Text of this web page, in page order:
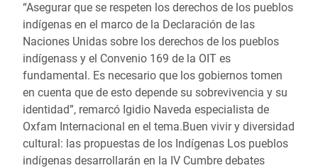
“Asegurar que se respeten los derechos de los pueblos
indígenas en el marco de la Declaración de las
Naciones Unidas sobre los derechos de los pueblos
indígenass y el Convenio 169 de la OIT es
fundamental. Es necesario que los gobiernos tomen
en cuenta que de esto depende su sobrevivencia y su
identidad”, remarcó Igidio Naveda especialista de
Oxfam Internacional en el tema.Buen vivir y diversidad
cultural: las propuestas de los Indígenas Los pueblos
indígenas desarrollarán en la IV Cumbre debates